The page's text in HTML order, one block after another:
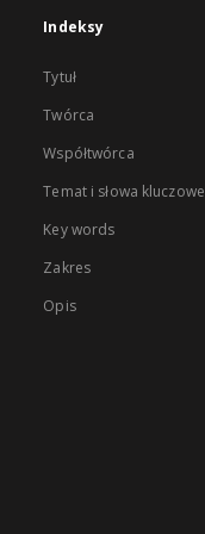
Indeksy
Tytuł
Twórca
Współtwórca
Temat i słowa kluczowe
Key words
Zakres
Opis